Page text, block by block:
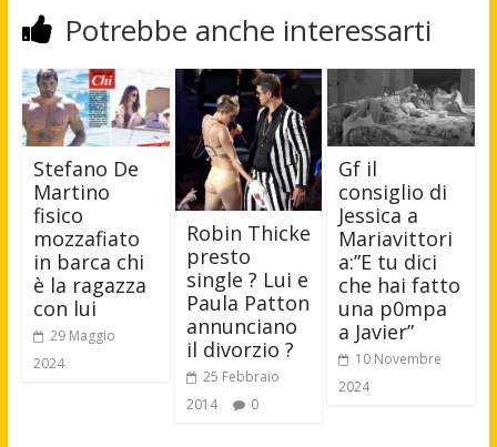
Potrebbe anche interessarti
Stefano De
Martino
fisico
mozzafiato
in barca chi
è la ragazza
con lui
29 Maggio
2024
Robin Thicke
presto
single ? Lui e
Paula Patton
annunciano
il divorzio ?
25 Febbraio
2014
0
Gf il
consiglio di
Jessica a
Mariavittori
a:”E tu dici
che hai fatto
una p0mpa
a Javier”
10 Novembre
2024